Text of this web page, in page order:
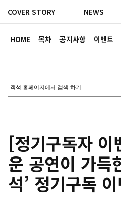
HOME 목차 공지사항 이벤트
COVER STORY NEWS
[정기구독자 이
운 공연이 가득
석’ 정기구독